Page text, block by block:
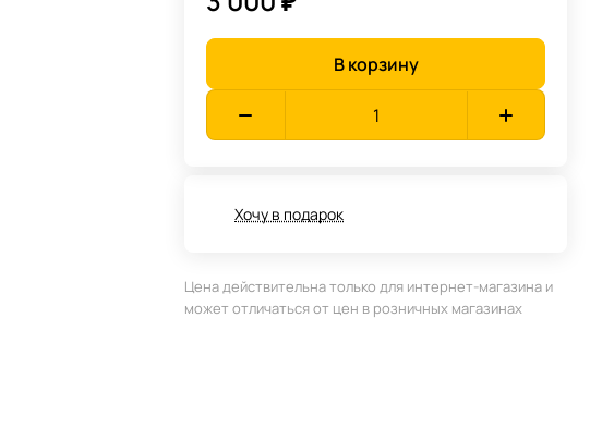
В корзину
Хочу в подарок
Цена действительна только для интернет-магазина и
может отличаться от цен в розничных магазинах